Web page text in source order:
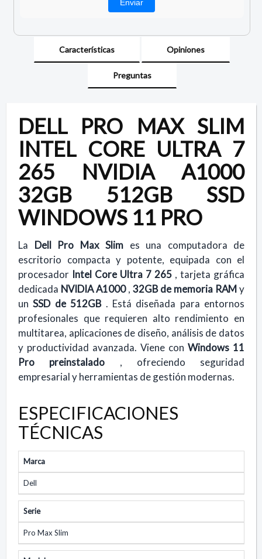
Características Opiniones
Preguntas
DELL PRO MAX SLIM
INTEL CORE ULTRA 7
265 NVIDIA A1000
32GB 512GB SSD
WINDOWS 11 PRO
La Dell Pro Max Slim es una computadora de
escritorio compacta y potente, equipada con el
procesador Intel Core Ultra 7 265 , tarjeta gráfica
dedicada NVIDIA A1000, 32GB de memoria RAMy
unSSD de 512GB . Está diseñada para entornos
profesionales que requieren alto rendimiento en
multitarea, aplicaciones de diseño, análisis de datos
y productividad avanzada. Viene con Windows 11
Pro preinstalado , ofreciendo seguridad
empresarial y herramientas de gestión modernas.
ESPECIFICACIONES
TÉCNICAS
Marca
Dell
Serie
Pro Max Slim